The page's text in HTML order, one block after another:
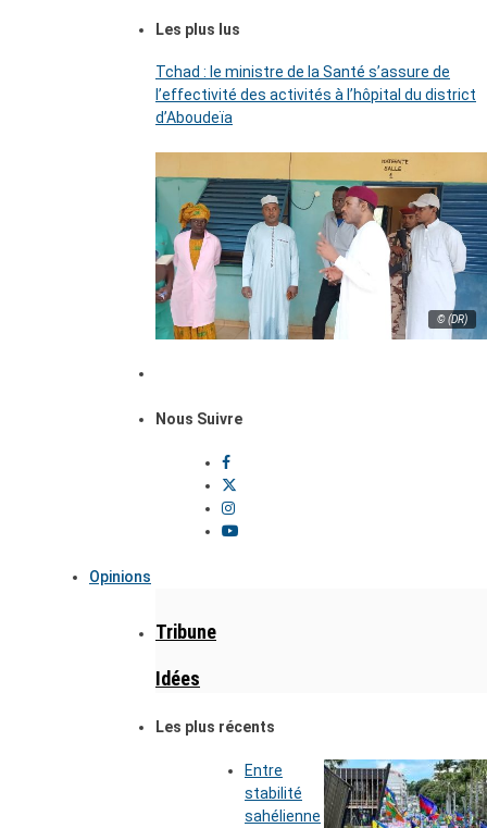
Les plus lus
Tchad : le ministre de la Santé s’assure de
l’effectivité des activités à l’hôpital du district
d’Aboudeïa
© (DR)
Nous Suivre
Opinions
Tribune
Idées
Les plus récents
Entre
stabilité
sahélienne